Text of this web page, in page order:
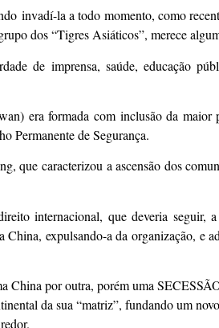
invadí-la a todo momento, como
dos “Tigres Asiáticos”, merece
de imprensa, saúde, educação
era formada com inclusão da
Permanente de Segurança.
que caracterizou a ascensão dos
internacional, que deveria seguir,
expulsando-a da organização, e
China por outra, porém uma
da sua “matriz”, fundando um